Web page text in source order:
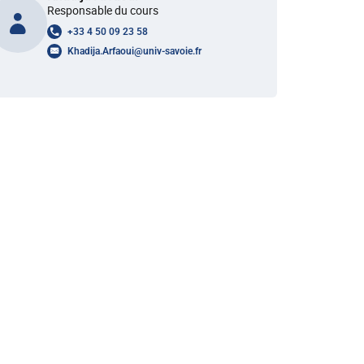
Responsable du cours
+33 4 50 09 23 58
Khadija.Arfaoui@univ-savoie.fr